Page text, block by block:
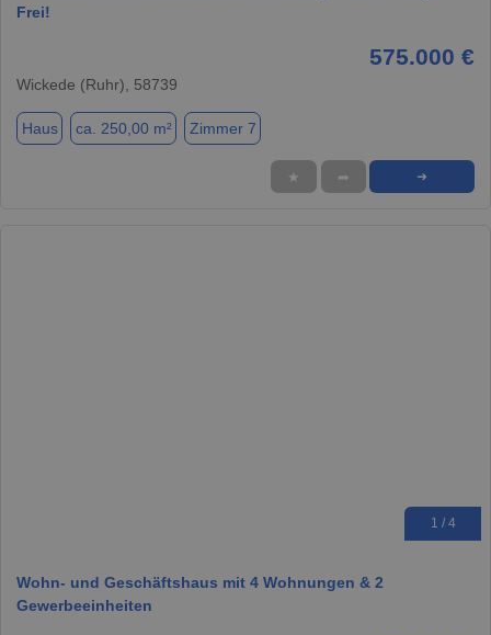
Frei!
575.000 €
Wickede (Ruhr), 58739
Haus ca. 250,00 m² Zimmer 7
★ ➦ ➜
1 / 4
Wohn- und Geschäftshaus mit 4 Wohnungen & 2
Gewerbeeinheiten